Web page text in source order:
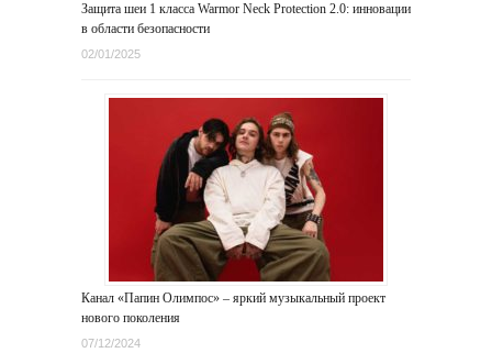
Защита шеи 1 класса Warmor Neck Protection 2.0: инновации
в области безопасности
02/01/2025
Канал «Папин Олимпос» – яркий музыкальный проект
нового поколения
07/12/2024